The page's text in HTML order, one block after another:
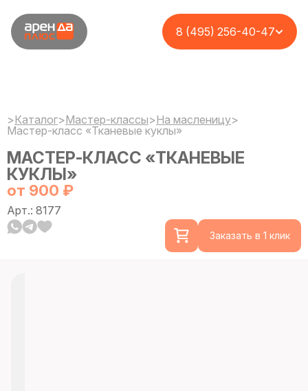
8 (495) 256-40-47
>Каталог>Мастер-классы>На масленицу>
Мастер-класс «Тканевые куклы»
МАСТЕР-КЛАСС «ТКАНЕВЫЕ
КУКЛЫ»
от 900 ₽
Арт.: 8177
Заказать в 1 клик